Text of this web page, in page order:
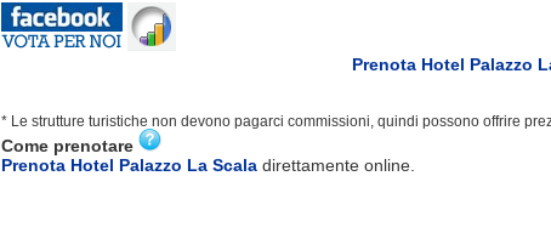
Prenota Hotel Palazzo
* Le strutture turistiche non devono pagarci commissioni, quindi possono offrire
Come prenotare
Prenota Hotel Palazzo La Scala direttamente online.